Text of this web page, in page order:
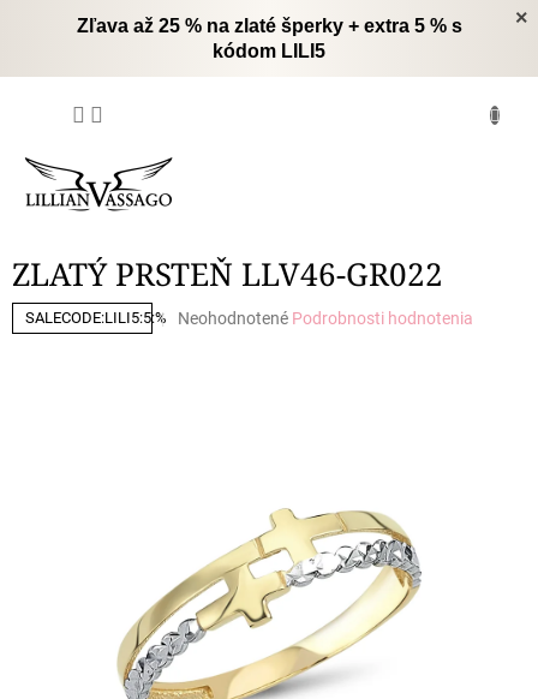
×
Zľava až 25 % na zlaté šperky + extra 5 % s
kódom LILI5
ZLATÝ PRSTEŇ LLV46-GR022
SALECODE:LILI5:5:%
Priemerné
Neohodnotené Podrobnosti hodnotenia